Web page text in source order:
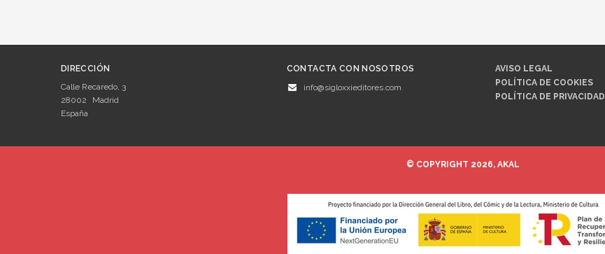
DIRECCIÓN
Calle Recaredo, 3
28002
Madrid
España
CONTACTA CON NOSOTROS
info@sigloxxieditores.com
AVISO LEGAL
POLÍTICA DE COOKIES
POLÍTICA DE PRIVACIDAD
© COPYRIGHT 2026, AKAL